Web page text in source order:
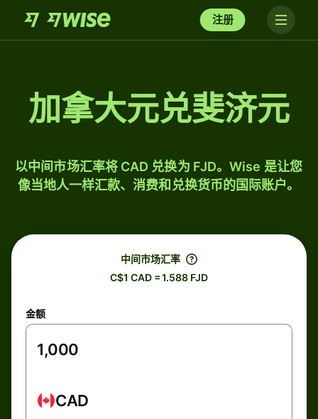
注册
加拿大元兑斐济元
以中间市场汇率将 CAD 兑换为 FJD。Wise 是让您
像当地人一样汇款、消费和兑换货币的国际账户。
中间市场汇率
C$1 CAD = 1.588 FJD
金额
CAD